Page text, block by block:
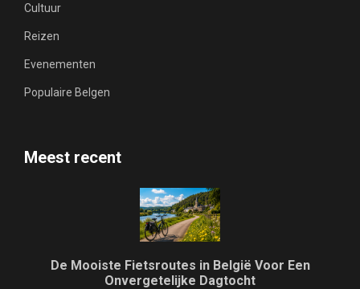
Cultuur
Reizen
Evenementen
Populaire Belgen
Meest recent
De Mooiste Fietsroutes in België Voor Een
Onvergetelijke Dagtocht